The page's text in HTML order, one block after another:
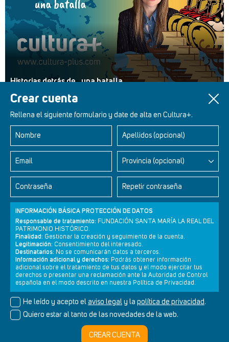
Crear cuenta
Rellena el siguiente formulario y date de alta en Cultura+.
Nombre Apellidos (opcional)
Email Provincia (opcional)
Contraseña Repetir contraseña
INFORMACIÓN BÁSICA PROTECCIÓN DE DATOS
Responsable de tratamiento: FUNDACIÓN SANTA MARÍA LA REAL DEL
PATRIMONIO HISTÓRICO.
Finalidad: Gestionar la creación y seguimiento de la cuenta.
Legitimación: Consentimiento del interesado.
Destinatarios: No se comunicarán datos a terceros.
Información adicional y derechos: Podrás obtener información
adicional sobre el tratamiento de tus datos y el modo ejercitar tus
derechos o presentar una reclamación ante la Autoridad de Control
española en el modo descrito en nuestra Política de Privacidad.
He leído y acepto el aviso legal y la política de privacidad.
Quiero estar al tanto de las novedades de la web.
CREAR CUENTA
Historias detrás de... una batalla
Retablos Renacentistas Este de León
Newsletter Aviso legal Política de privacidad Política de cookies
© Cultura+ 2026. Todos los derechos reservados